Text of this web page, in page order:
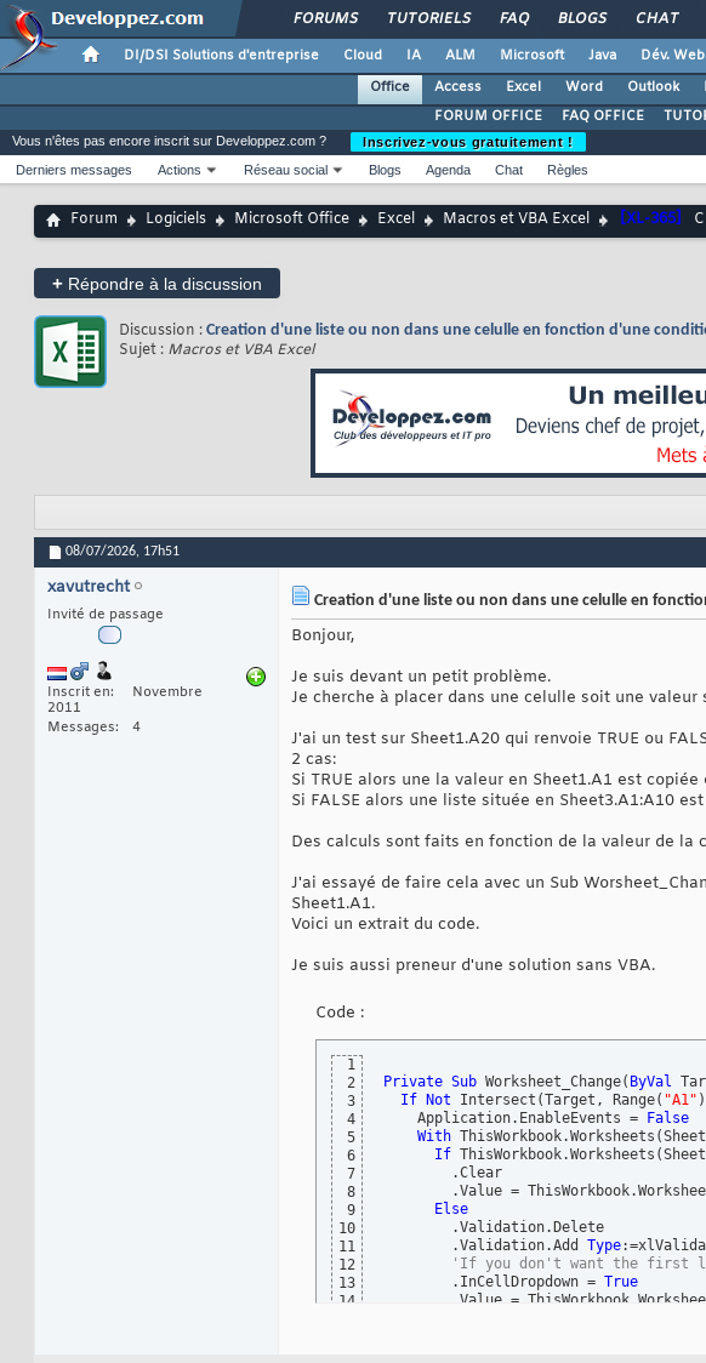
FORUMS TUTORIELS FAQ BLOGS CHAT
DI/DSI Solutions d'entreprise Cloud IA ALM Microsoft Java Dév. Web
Office
Access Excel Word Outlook
FORUM OFFICE
FAQ OFFICE
Vous n'êtes pas encore inscrit sur Developpez.com ?
Inscrivez-vous gratuitement !
Derniers messages
Actions Réseau social Blogs Agenda Chat Règles
Forum Logiciels Microsoft Office Excel Macros et VBA Excel [XL-365]
+ Répondre à la discussion
Discussion : Creation d'une liste ou non dans une celulle en fonction d'une
Sujet : Macros et VBA Excel
08/07/2026, 17h51
xavutrecht
Invité de passage
Inscrit en
Novembre
2011
Messages
4
Creation d'une liste ou non dans une celulle en
Bonjour,
Je suis devant un petit problème.
Je cherche à placer dans une celulle soit une
J'ai un test sur Sheet1.A20 qui renvoie TRUE ou
2 cas:
Si TRUE alors une la valeur en Sheet1.A1 est
Si FALSE alors une liste située en Sheet3.A1:A10
Des calculs sont faits en fonction de la valeur de la
J'ai essayé de faire cela avec un Sub
Sheet1.A1.
Voici un extrait du code.
Je suis aussi preneur d'une solution sans VBA.
Code :
1
2
3
4
5
6
7
8
9
10
11
12
13
14
Private Sub Worksheet_Change( ByVal
If
Not Intersect (Target, Range( "A1" )
    Application.EnableEvents =
False
With ThisWorkbook.Worksheets (
If ThisWorkbook.Worksheets (
        .Clear
.Value =
Else
        .Validation.Delete
        .Validation.Add
Type
'If you don't want the first
        .InCellDropdown =
True
.Value =